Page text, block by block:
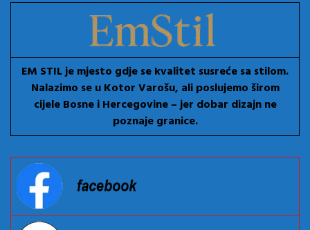
EM STIL je mjesto gdje se kvalitet susreće sa stilom.
Nalazimo se u Kotor Varošu, ali poslujemo širom
cijele Bosne i Hercegovine – jer dobar dizajn ne
poznaje granice.